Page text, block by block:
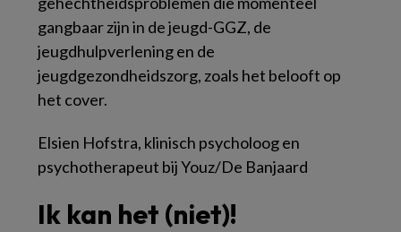
gangbaar zijn in de jeugd-GGZ, de
jeugdhulpverlening en de
jeugdgezondheidszorg, zoals het belooft op
het cover.
Elsien Hofstra, klinisch psycholoog en
psychotherapeut bij Youz/De Banjaard
Ik kan het (niet)!